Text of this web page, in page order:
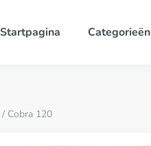
Startpagina Categorieën
/ Cobra 120